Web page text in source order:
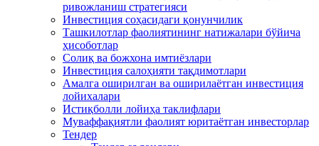
ривожланиш стратегияси
Инвестиция соҳасидаги қонунчилик
Ташкилотлар фаолиятининг натижалари бўйича
ҳисоботлар
Солиқ ва божхона имтиёзлари
Инвестиция салоҳияти тақдимотлари
Амалга оширилган ва оширилаётган инвестиция
лойихалари
Истиқболли лойиҳа таклифлари
Муваффақиятли фаолият юритаётган инвесторлар
Тендер